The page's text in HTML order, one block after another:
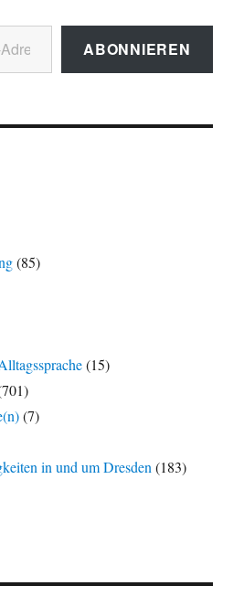
ABONNIEREN
(85)
(15)
(7)
in und um Dresden(183)